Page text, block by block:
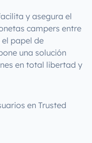
y asegura el
campers entre
papel de
una solución
en total libertad y
en Trusted